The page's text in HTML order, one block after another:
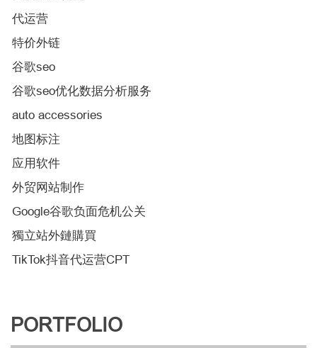
代运营
特价外链
谷歌seo
谷歌seo优化数据分析服务
auto accessories
地图标注
应用软件
外贸网站制作
Google谷歌负面危机公关
獨立站外鏈購買
TikTok抖音代运营CPT
PORTFOLIO